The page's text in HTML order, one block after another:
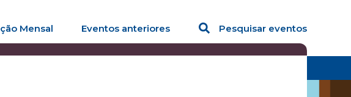
Mensal Eventos anteriores Pesquisar eventos